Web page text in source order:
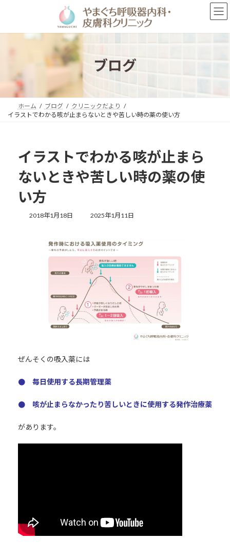
ン
プ
ー
動
ブログ
ホーム ブログ
クリニックだより
イラストでわかる咳が止まらないときや苦しい時の薬の使い方
イラストでわかる咳が止まら
ないときや苦しい時の薬の使
い方
2018年1月18日
最
新
日
時
:
2025年1月11日
ぜんそくの吸入薬には
● 毎日使用する長期管理薬
● 咳が止まらなかったり苦しいときに使用する発作治療薬
があります。